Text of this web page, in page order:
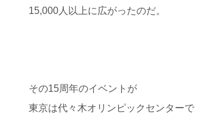
15,000人以上に広がったのだ。
その15周年のイベントが
東京は代々木オリンピックセンターで